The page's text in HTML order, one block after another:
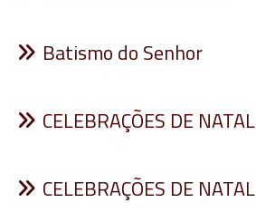
Batismo do Senhor
CELEBRAÇÕES DE NATAL
CELEBRAÇÕES DE NATAL